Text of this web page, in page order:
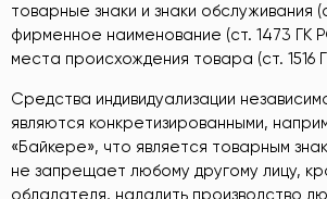
товарные знаки и знаки обслуживания
фирменное наименование (ст. 1473 ГК
места происхождения товара (ст. 1516
Средства индивидуализации
являются конкретизированными,
«Байкере», что является товарным
не запрещает любому другому лицу,
обладателя, наладить производство